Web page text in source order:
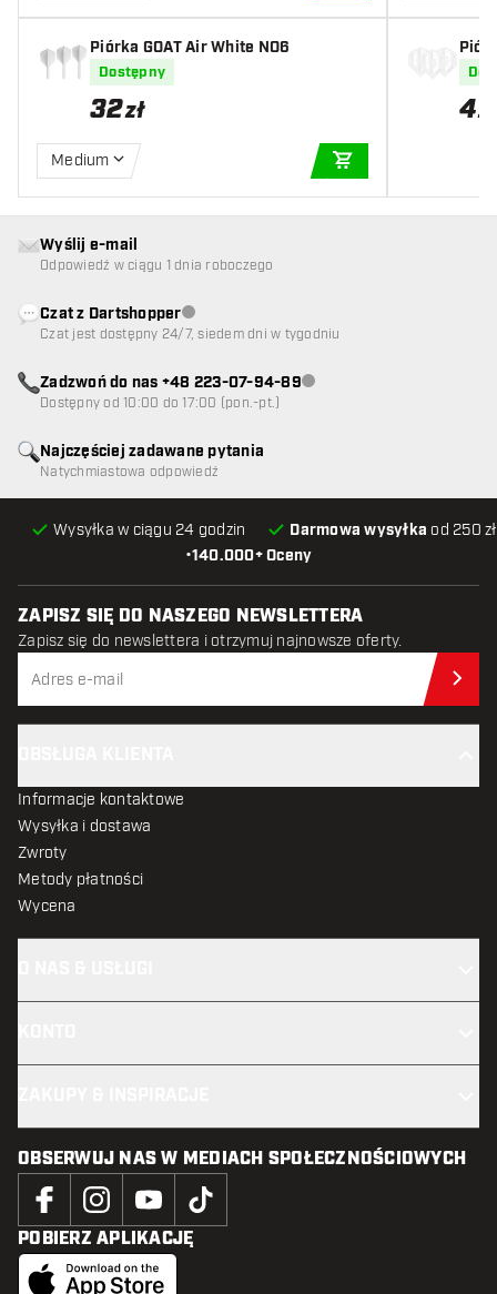
Piórka GOAT Air White NO6
Dostępny
32zł
Medium
4zł
•140.000+ Oceny
Wysyłka w ciągu 24 godzin Darmowa wysyłka od 250
Najczęściej zadawane pytania
Natychmiastowa odpowiedź
Wyślij e-mail
Odpowiedź w ciągu 1 dnia roboczego
Czat z DartshopperObsługa klienta niedostępna
Czat jest dostępny 24/7, siedem dni w tygodniu
Zadzwoń do nas +48 223-07-94-89Obsługa klienta niedostępna
Dostępny od 10:00 do 17:00 (pon.-pt.)
ZAPISZ SIĘ DO NASZEGO NEWSLETTERA
Zapisz się do newslettera i otrzymuj najnowsze oferty.
Informacje kontaktowe
Wysyłka i dostawa
Zwroty
Metody płatności
Wycena
OBSERWUJ NAS W MEDIACH SPOŁECZNOŚCIOWYCH
POBIERZ APLIKACJĘ